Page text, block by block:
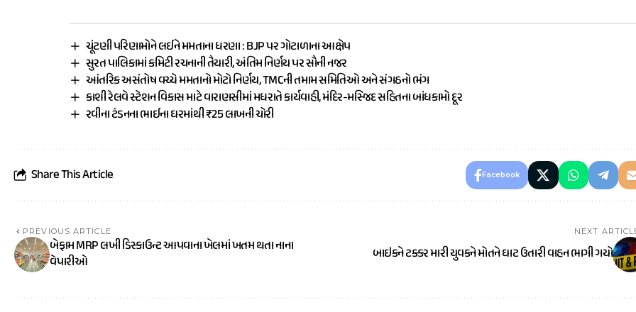
ચૂંટણી પરિણામોને લઈને મમતાના ધરણા : BJP પર ગોટાળાના આક્ષેપ
સુરત પાલિકામાં કમિટી રચનાની તૈયારી, અંતિમ નિર્ણય પર સૌની નજર
આંતરિક અસંતોષ વચ્ચે મમતાનો મોટો નિર્ણય, TMCની તમામ સમિતિઓ અને સંગઠનો ભંગ
કાશી રેલવે સ્ટેશન વિકાસ માટે વારાણસીમાં મધરાતે કાર્યવાહી, મંદિર-મસ્જિદ સહિતના બાંધકામો દૂર
રવીના ટંડનના ભાઈના ઘરમાંથી ₹25 લાખની ચોરી
Share This Article Facebook
PREVIOUS ARTICLE
બેફામ MRP લખી ડિસ્કાઉન્ટ આપવાના ખેલમાં ખતમ થતા નાના
વેપારીઓ
NEXT
બાઇકને ટક્કર મારી યુવકને મોતને ઘાટ ઉતારી વાહન ભાગી ગયો